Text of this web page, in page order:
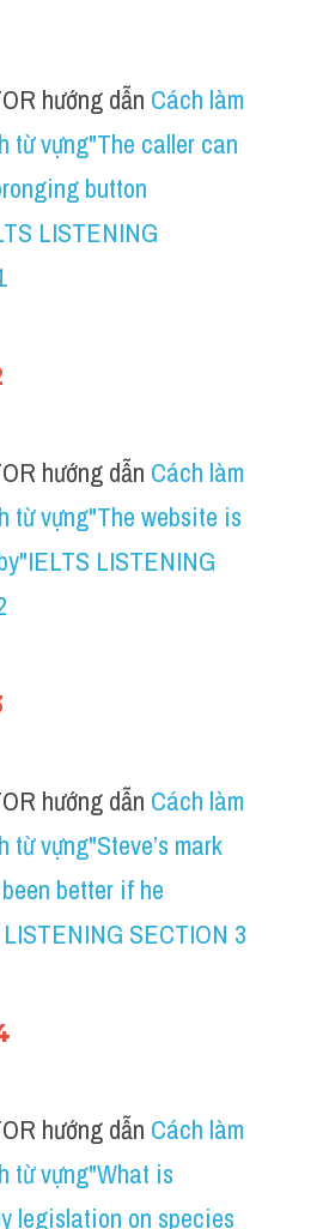
hướng dẫn Cách làm
từ vựng"The caller can
button
LISTENING
hướng dẫn Cách làm
từ vựng"The website is
LISTENING
hướng dẫn Cách làm
từ vựng"Steve’s mark
better if he
SECTION 3
hướng dẫn Cách làm
từ vựng"What is
legislation on species